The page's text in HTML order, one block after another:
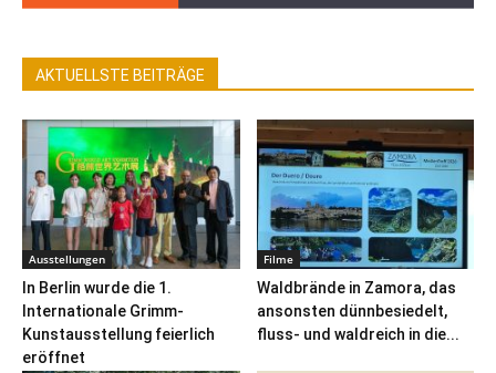
AKTUELLSTE BEITRÄGE
Ausstellungen
In Berlin wurde die 1.
Internationale Grimm-
Kunstausstellung feierlich
eröffnet
Filme
Waldbrände in Zamora, das
ansonsten dünnbesiedelt,
fluss- und waldreich in die...